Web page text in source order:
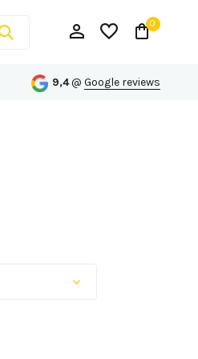
0
advies op maat
9,4@ Google reviews